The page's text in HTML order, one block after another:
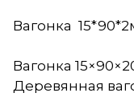
Вагонка
Вагонка
Деревянная